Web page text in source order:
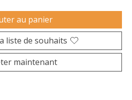
au panier
liste de souhaits
maintenant